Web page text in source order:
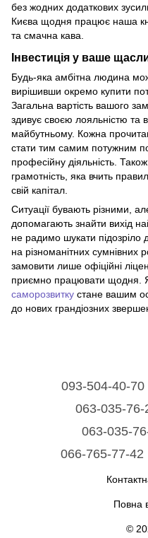
без жодних додаткових
Києва щодня працює наша
та смачна кава.
Інвестиція у ваше
Будь-яка амбітна людина
вирішивши окремо купити
Загальна вартість вашого
здивує своєю лояльністю та
майбутньому. Кожна
стати тим самим потужним
професійну діяльність.
грамотність, яка вчить
свій капітал.
Ситуації бувають різними,
допомагають знайти вихід
не радимо шукати підозріло
на різноманітних сумнівних
замовити лише офіційні
приємно працювати щодня.
саморозвитку стане вашим
до нових грандіозних
093-504-40-70
063-035-
063-035-
066-765-77-42
Повна
©